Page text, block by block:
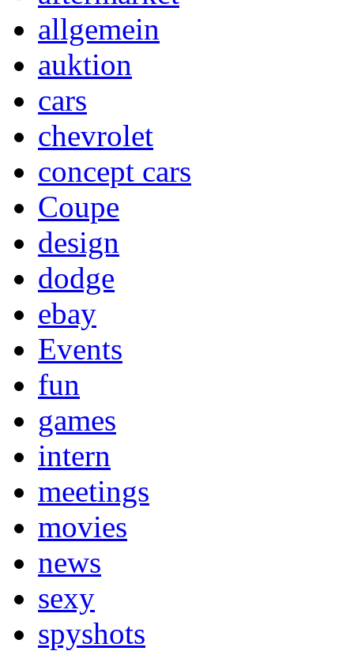
allgemein
auktion
cars
chevrolet
concept cars
Coupe
design
dodge
ebay
Events
fun
games
intern
meetings
movies
news
sexy
spyshots